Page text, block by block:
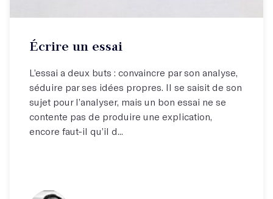
Écrire un essai
L’essai a deux buts : convaincre par son analyse,
séduire par ses idées propres. Il se saisit de son
sujet pour l’analyser, mais un bon essai ne se
contente pas de produire une explication,
encore faut-il qu’il d...